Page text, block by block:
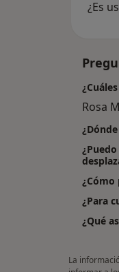
¿Es
Rosa
¿Cómo
¿Para
¿Qué
La